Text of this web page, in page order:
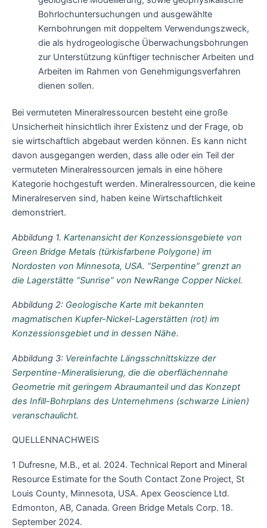
Bohrlochuntersuchungen und ausgewählte
Kernbohrungen mit doppeltem Verwendungszweck,
die als hydrogeologische Überwachungsbohrungen
zur Unterstützung künftiger technischer Arbeiten und
Arbeiten im Rahmen von Genehmigungsverfahren
dienen sollen.
Bei vermuteten Mineralressourcen besteht eine große
Unsicherheit hinsichtlich ihrer Existenz und der Frage, ob
sie wirtschaftlich abgebaut werden können. Es kann nicht
davon ausgegangen werden, dass alle oder ein Teil der
vermuteten Mineralressourcen jemals in eine höhere
Kategorie hochgestuft werden. Mineralressourcen, die keine
Mineralreserven sind, haben keine Wirtschaftlichkeit
demonstriert.
Abbildung 1. Kartenansicht der Konzessionsgebiete von
Green Bridge Metals (türkisfarbene Polygone) im
Nordosten von Minnesota, USA. “Serpentine” grenzt an
die Lagerstätte “Sunrise” von NewRange Copper Nickel.
Abbildung 2: Geologische Karte mit bekannten
magmatischen Kupfer-Nickel-Lagerstätten (rot) im
Konzessionsgebiet und in dessen Nähe.
Abbildung 3: Vereinfachte Längsschnittskizze der
Serpentine-Mineralisierung, die die oberflächennahe
Geometrie mit geringem Abraumanteil und das Konzept
des Infill-Bohrplans des Unternehmens (schwarze Linien)
veranschaulicht.
QUELLENNACHWEIS
1 Dufresne, M.B., et al. 2024. Technical Report and Mineral
Resource Estimate for the South Contact Zone Project, St
Louis County, Minnesota, USA. Apex Geoscience Ltd.
Edmonton, AB, Canada. Green Bridge Metals Corp. 18.
September 2024.